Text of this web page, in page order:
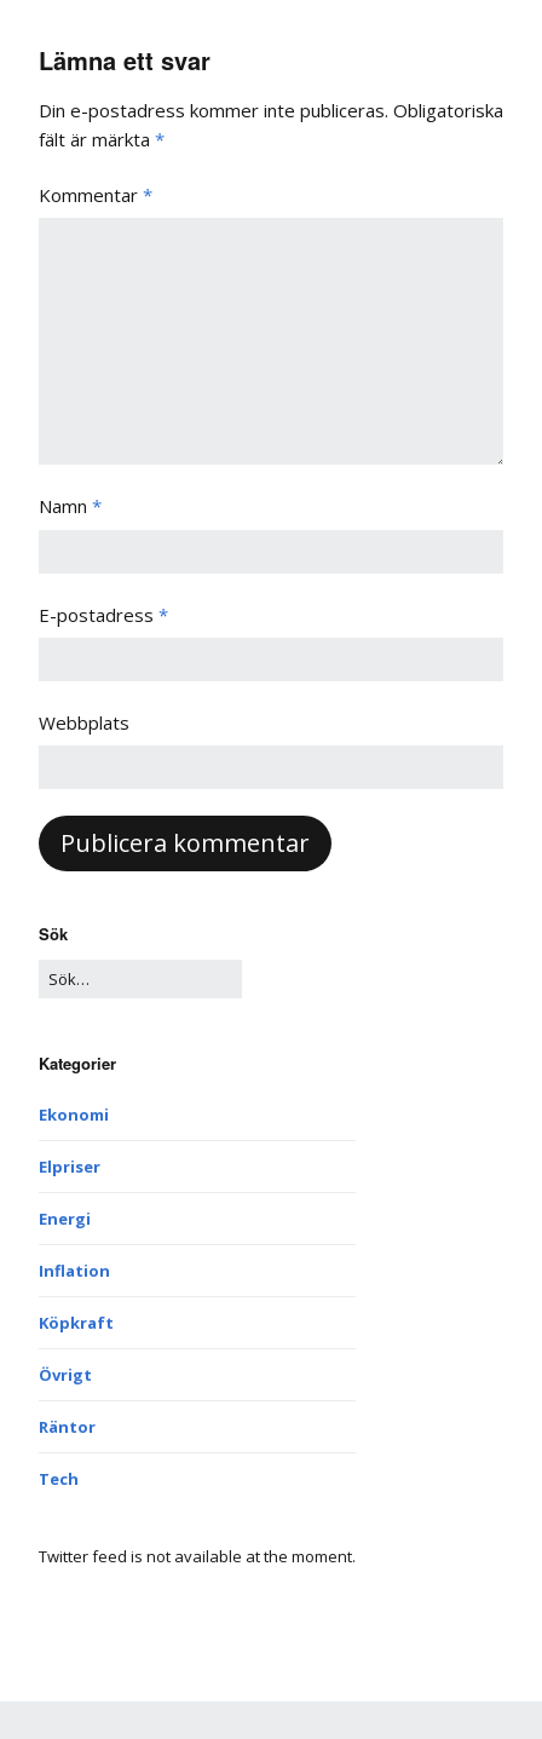
Lämna ett svar
Din e-postadress kommer inte publiceras. Obligatoriska
fält är märkta *
Kommentar *
Namn *
E-postadress *
Webbplats
Sök
Kategorier
Ekonomi
Elpriser
Energi
Inflation
Köpkraft
Övrigt
Räntor
Tech
Twitter feed is not available at the moment.